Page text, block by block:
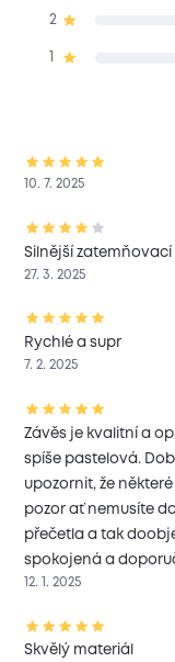
2
10. 7. 2025
Silnější
27. 3. 2025
Rychlé a supr
7. 2. 2025
Závěs je kvalitní a
spíše pastelová.
upozornit, že
pozor ať nemusíte
přečetla a tak
spokojená a
12. 1. 2025
Skvělý materiál